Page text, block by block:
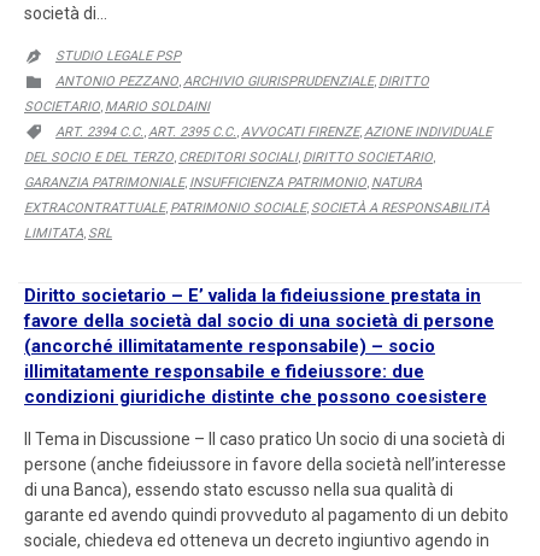
società di…

STUDIO LEGALE PSP

CATEGORY
ANTONIO PEZZANO ARCHIVIO GIURISPRUDENZIALE, DIRITTO
SOCIETARIO MARIO SOLDAINI

CATEGORY
ART. 2394 C.C. ART. 2395 C.C. AVVOCATI FIRENZE,AZIONE INDIVIDUALE
DEL SOCIO E DEL TERZO CREDITORI SOCIALI, DIRITTO SOCIETARIO
GARANZIA PATRIMONIALE, INSUFFICIENZA PATRIMONIO NATURA
EXTRACONTRATTUALE, PATRIMONIO SOCIALE, SOCIETÀ A RESPONSABILITÀ
LIMITATA SRL
Diritto societario – E’ valida la fideiussione prestata in
favore della società dal socio di una società di persone
(ancorché illimitatamente responsabile) – socio
illimitatamente responsabile e fideiussore: due
condizioni giuridiche distinte che possono coesistere
Il Tema in Discussione – Il caso pratico Un socio di una società di
persone (anche fideiussore in favore della società nell’interesse
di una Banca), essendo stato escusso nella sua qualità di
garante ed avendo quindi provveduto al pagamento di un debito
sociale, chiedeva ed otteneva un decreto ingiuntivo agendo in